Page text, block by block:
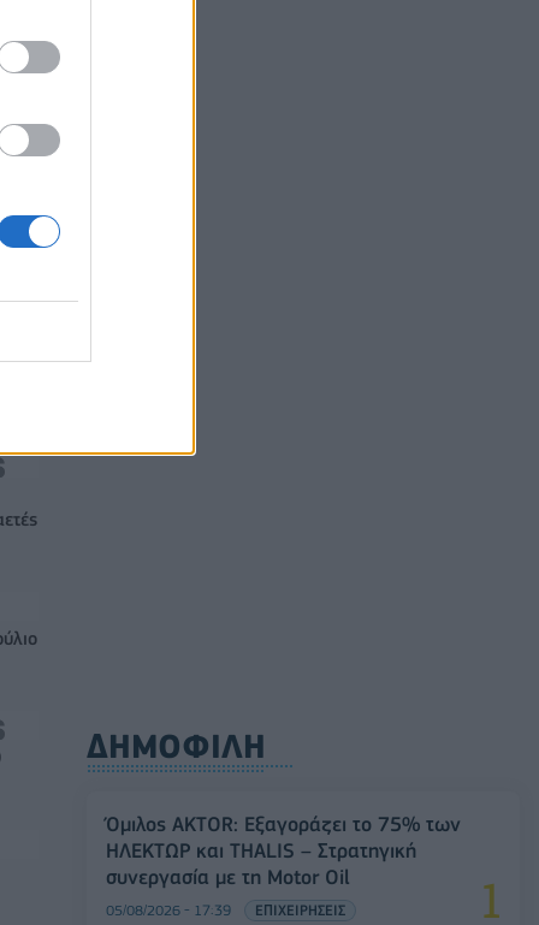
ΔΗΜΟΦΙΛΗ
Όμιλος AKTOR: Εξαγοράζει το 75% των
ΗΛΕΚΤΩΡ και THALIS – Στρατηγική
συνεργασία με τη Motor Oil
05/08/2026 - 17:39 ΕΠΙΧΕΙΡΗΣΕΙΣ